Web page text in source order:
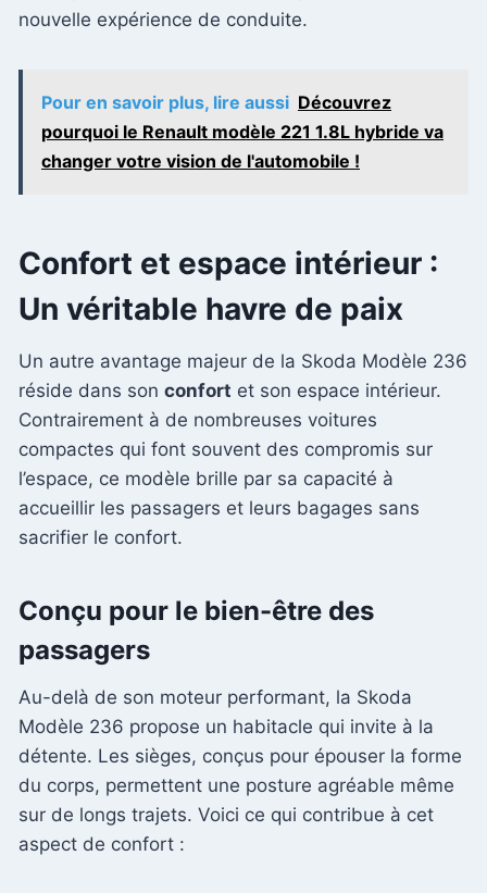
nouvelle expérience de conduite.
Pour en savoir plus, lire aussi Découvrez
pourquoi le Renault modèle 221 1.8L hybride va
changer votre vision de l'automobile !
Confort et espace intérieur :
Un véritable havre de paix
Un autre avantage majeur de la Skoda Modèle 236
réside dans son confort et son espace intérieur.
Contrairement à de nombreuses voitures
compactes qui font souvent des compromis sur
l’espace, ce modèle brille par sa capacité à
accueillir les passagers et leurs bagages sans
sacrifier le confort.
Conçu pour le bien-être des
passagers
Au-delà de son moteur performant, la Skoda
Modèle 236 propose un habitacle qui invite à la
détente. Les sièges, conçus pour épouser la forme
du corps, permettent une posture agréable même
sur de longs trajets. Voici ce qui contribue à cet
aspect de confort :